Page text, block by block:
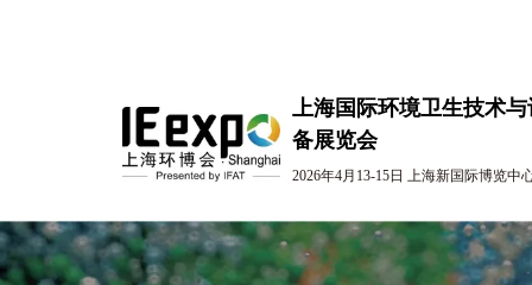
上海国际环境卫生技术与
备展览会
2026年4月13-15日 上海新国际博览中